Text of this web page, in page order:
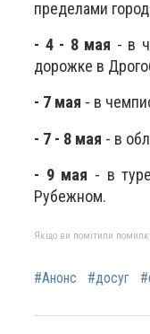
пределами
- 4 - 8 мая - в
дорожке в
- 7 мая - в
- 7 - 8 мая - в
- 9 мая - в
Рубежном.
Якщо ви помітили
#Анонс #досуг